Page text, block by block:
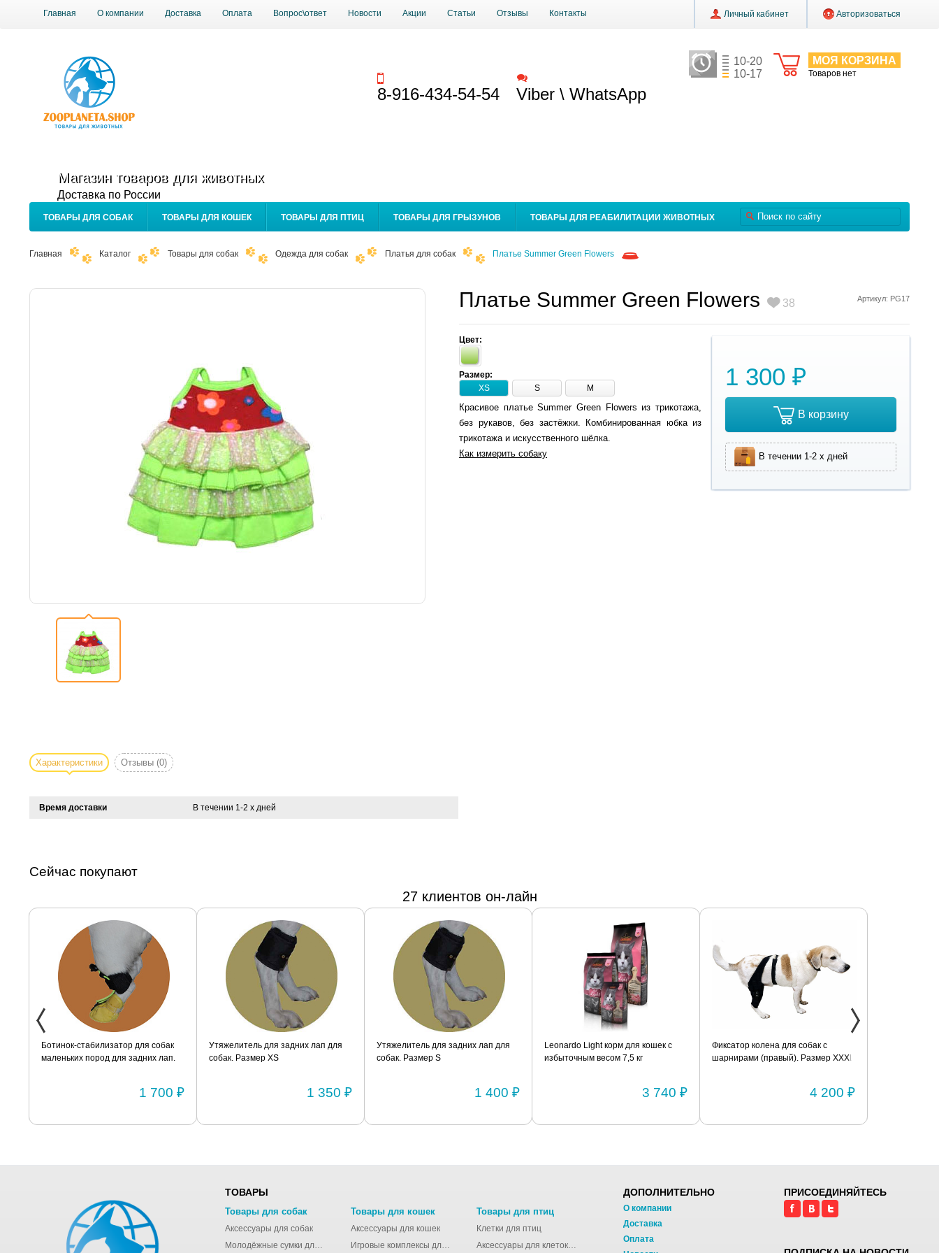
Главная О компании Доставка Оплата Вопрос\ответ Новости Акции Статьи Отзывы Контакты Личный кабинет Авторизоваться
МОЯ КОРЗИНА
Товаров нет
10-20
10-17
Магазин товаров для животных
Доставка по России
8-916-434-54-54 Viber \ WhatsApp
ТОВАРЫ ДЛЯ СОБАК ТОВАРЫ ДЛЯ КОШЕК ТОВАРЫ ДЛЯ ПТИЦ ТОВАРЫ ДЛЯ ГРЫЗУНОВ ТОВАРЫ ДЛЯ РЕАБИЛИТАЦИИ ЖИВОТНЫХ
Главная Каталог Товары для собак Одежда для собак Платья для собак Платье Summer Green Flowers
Артикул: PG17
Платье Summer Green Flowers 38
Цвет:
Размер:
XS
S M 1 300 ₽
В корзину
В течении 1-2 х дней
Красивое платье Summer Green Flowers из трикотажа,
без рукавов, без застёжки. Комбинированная юбка из
трикотажа и искусственного шёлка.
Как измерить собаку
Характеристики Отзывы (0)
Время доставки В течении 1-2 х дней
Сейчас покупают
27 клиентов он-лайн
Ботинок-стабилизатор для собак
маленьких пород для задних лап.
1 700 ₽
Утяжелитель для задних лап для
собак. Размер XS
1 350 ₽
Утяжелитель для задних лап для
собак. Размер S
1 400 ₽
Leonardo Light корм для кошек с
избыточным весом 7,5 кг
3 740 ₽
Фиксатор колена для собак с
шарнирами (правый). Размер XXXL
4 200 ₽
ТОВАРЫ
Товары для собак
Аксессуары для собак
Молодёжные сумки для девушек
Товары для кошек
Аксессуары для кошек
Игровые комплексы для кошек
Товары для птиц
Клетки для птиц
Аксессуары для клеток для птиц
ДОПОЛНИТЕЛЬНО
О компании
Доставка
Оплата
ПРИСОЕДИНЯЙТЕСЬ